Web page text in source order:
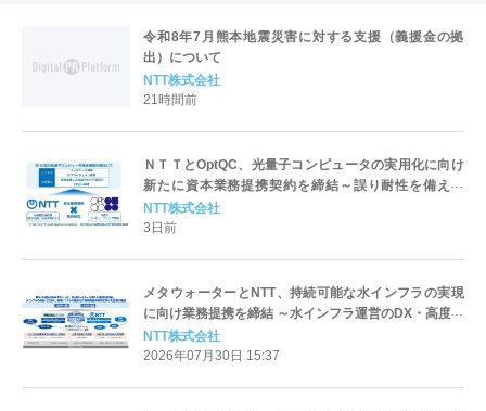
令和8年7月熊本地震災害に対する支援（義援金の拠
出）について
NTT株式会社
21時間前
ＮＴＴとOptQC、光量子コンピュータの実用化に向け
新たに資本業務提携契約を締結～誤り耐性を備えた
100万量子ビット級光量子コンピュータの実現に向け
た取り組みを具体化し、社会実装を加速～
NTT株式会社
3日前
メタウォーターとNTT、持続可能な水インフラの実現
に向け業務提携を締結 ～水インフラ運営のDX・高度化
と地域課題の解決に向けた協業を推進～
NTT株式会社
2026年07月30日 15:37